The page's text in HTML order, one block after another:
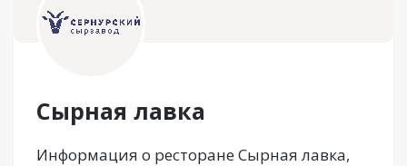
Сырная лавка
Информация о ресторане Сырная лавка,